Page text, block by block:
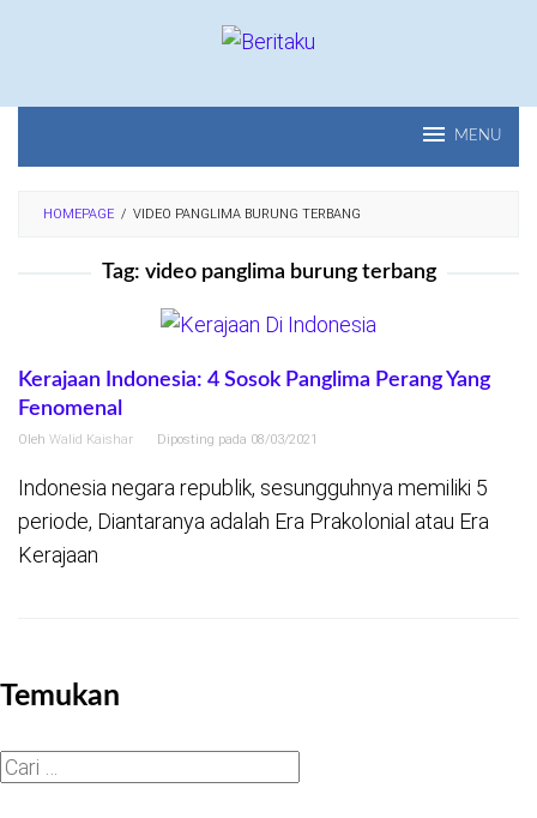
MENU
HOMEPAGE / VIDEO PANGLIMA BURUNG TERBANG
Tag: video panglima burung terbang
Kerajaan Indonesia: 4 Sosok Panglima Perang Yang
Fenomenal
Oleh Walid Kaishar Diposting pada 08/03/2021
Indonesia negara republik, sesungguhnya memiliki 5
periode, Diantaranya adalah Era Prakolonial atau Era
Kerajaan
Temukan
Cari